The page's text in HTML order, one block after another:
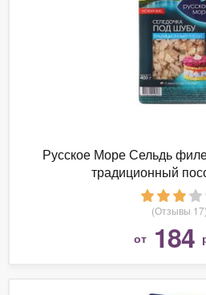
Русское Море Сельдь
традиционный
(Отзывы 17)
от 184